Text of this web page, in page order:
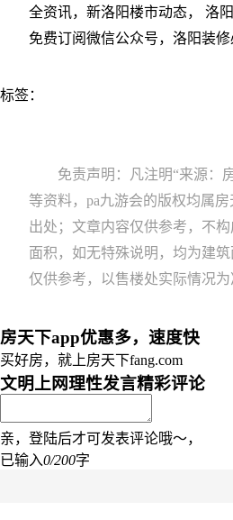
全资讯，新洛阳楼市动态， 洛
免费订阅微信公众号，洛阳装
标签：
免责声明：凡注明“来源：
等资料，pa九游会的版权均属
出处；文章内容仅供参考，不
面积，如无特殊说明，均为建
仅供参考，以售楼处实际情况为
房天下app优惠多，速度快
买好房，就上房天下fang.com
文明上网理性发言精彩评论
亲，登陆后才可发表评论哦～，
已输入0/200字